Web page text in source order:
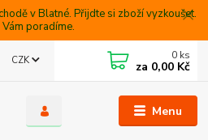
v Blatné. Přijdte si zboží vyzkoušet.
poradíme.
Menu
CZK 0 ks
za 0,00 Kč